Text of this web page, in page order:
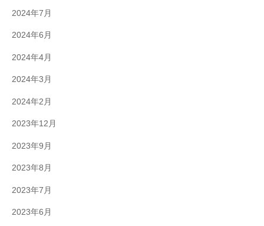
2024年7月
2024年6月
2024年4月
2024年3月
2024年2月
2023年12月
2023年9月
2023年8月
2023年7月
2023年6月